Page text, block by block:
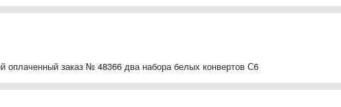
оплаченный заказ № 48366 два набора белых конвертов С6